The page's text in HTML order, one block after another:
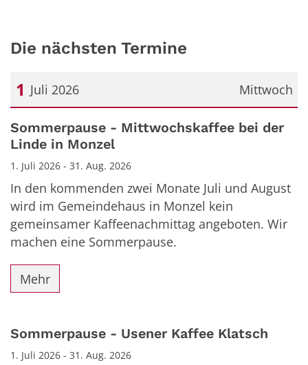
Die nächsten Termine
Mittwoch
1 Juli 2026
Datum: 1. Juli 2026
Sommerpause - Mittwochskaffee bei der
Linde in Monzel
1. Juli 2026 - 31. Aug. 2026
In den kommenden zwei Monate Juli und August
wird im Gemeindehaus in Monzel kein
gemeinsamer Kaffeenachmittag angeboten. Wir
machen eine Sommerpause.
Mehr
Sommerpause - Usener Kaffee Klatsch
1. Juli 2026 - 31. Aug. 2026